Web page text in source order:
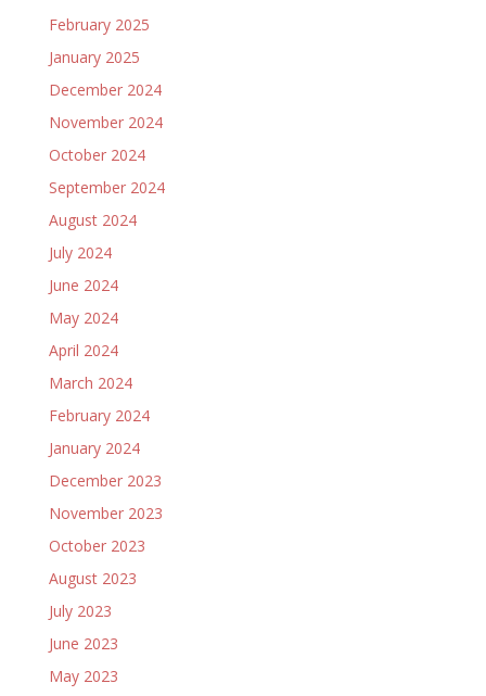
February 2025
January 2025
December 2024
November 2024
October 2024
September 2024
August 2024
July 2024
June 2024
May 2024
April 2024
March 2024
February 2024
January 2024
December 2023
November 2023
October 2023
August 2023
July 2023
June 2023
May 2023